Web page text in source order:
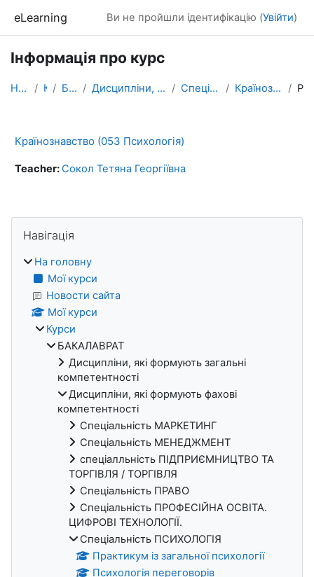
eLearning Ви не пройшли ідентифікацію (Увійти)
Інформація про курс
На головну Курси БАКАЛАВРАТ Дисципліни, які формують фахові компетентності Спеціальність ПСИХОЛОГІЯ Країнознавство (053 Психологія) Резюме
Країнознавство (053 Психологія)
Teacher:Сокол Тетяна Георгіївна
Блоки
Навігація
На головну
Мої курси
Новости сайта
Мої курси
Курси
БАКАЛАВРАТ
Дисципліни, які формують загальні
компетентності
Дисципліни, які формують фахові
компетентності
Спеціальність МАРКЕТИНГ
Спеціальність МЕНЕДЖМЕНТ
спеціалльність ПІДПРИЄМНИЦТВО ТА
ТОРГІВЛЯ / ТОРГІВЛЯ
Спеціальність ПРАВО
Спеціальність ПРОФЕСІЙНА ОСВІТА.
ЦИФРОВІ ТЕХНОЛОГІЇ.
Спеціальність ПСИХОЛОГІЯ
Практикум із загальної психології
Психологія переговорів